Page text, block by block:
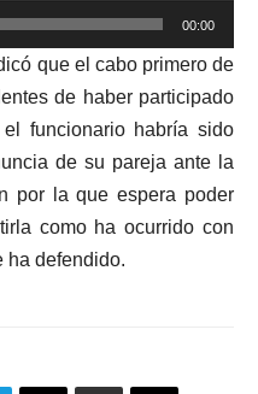
00:00
que el cabo primero de
de haber participado
funcionario habría sido
de su pareja ante la
por la que espera poder
como ha ocurrido con
ha defendido.